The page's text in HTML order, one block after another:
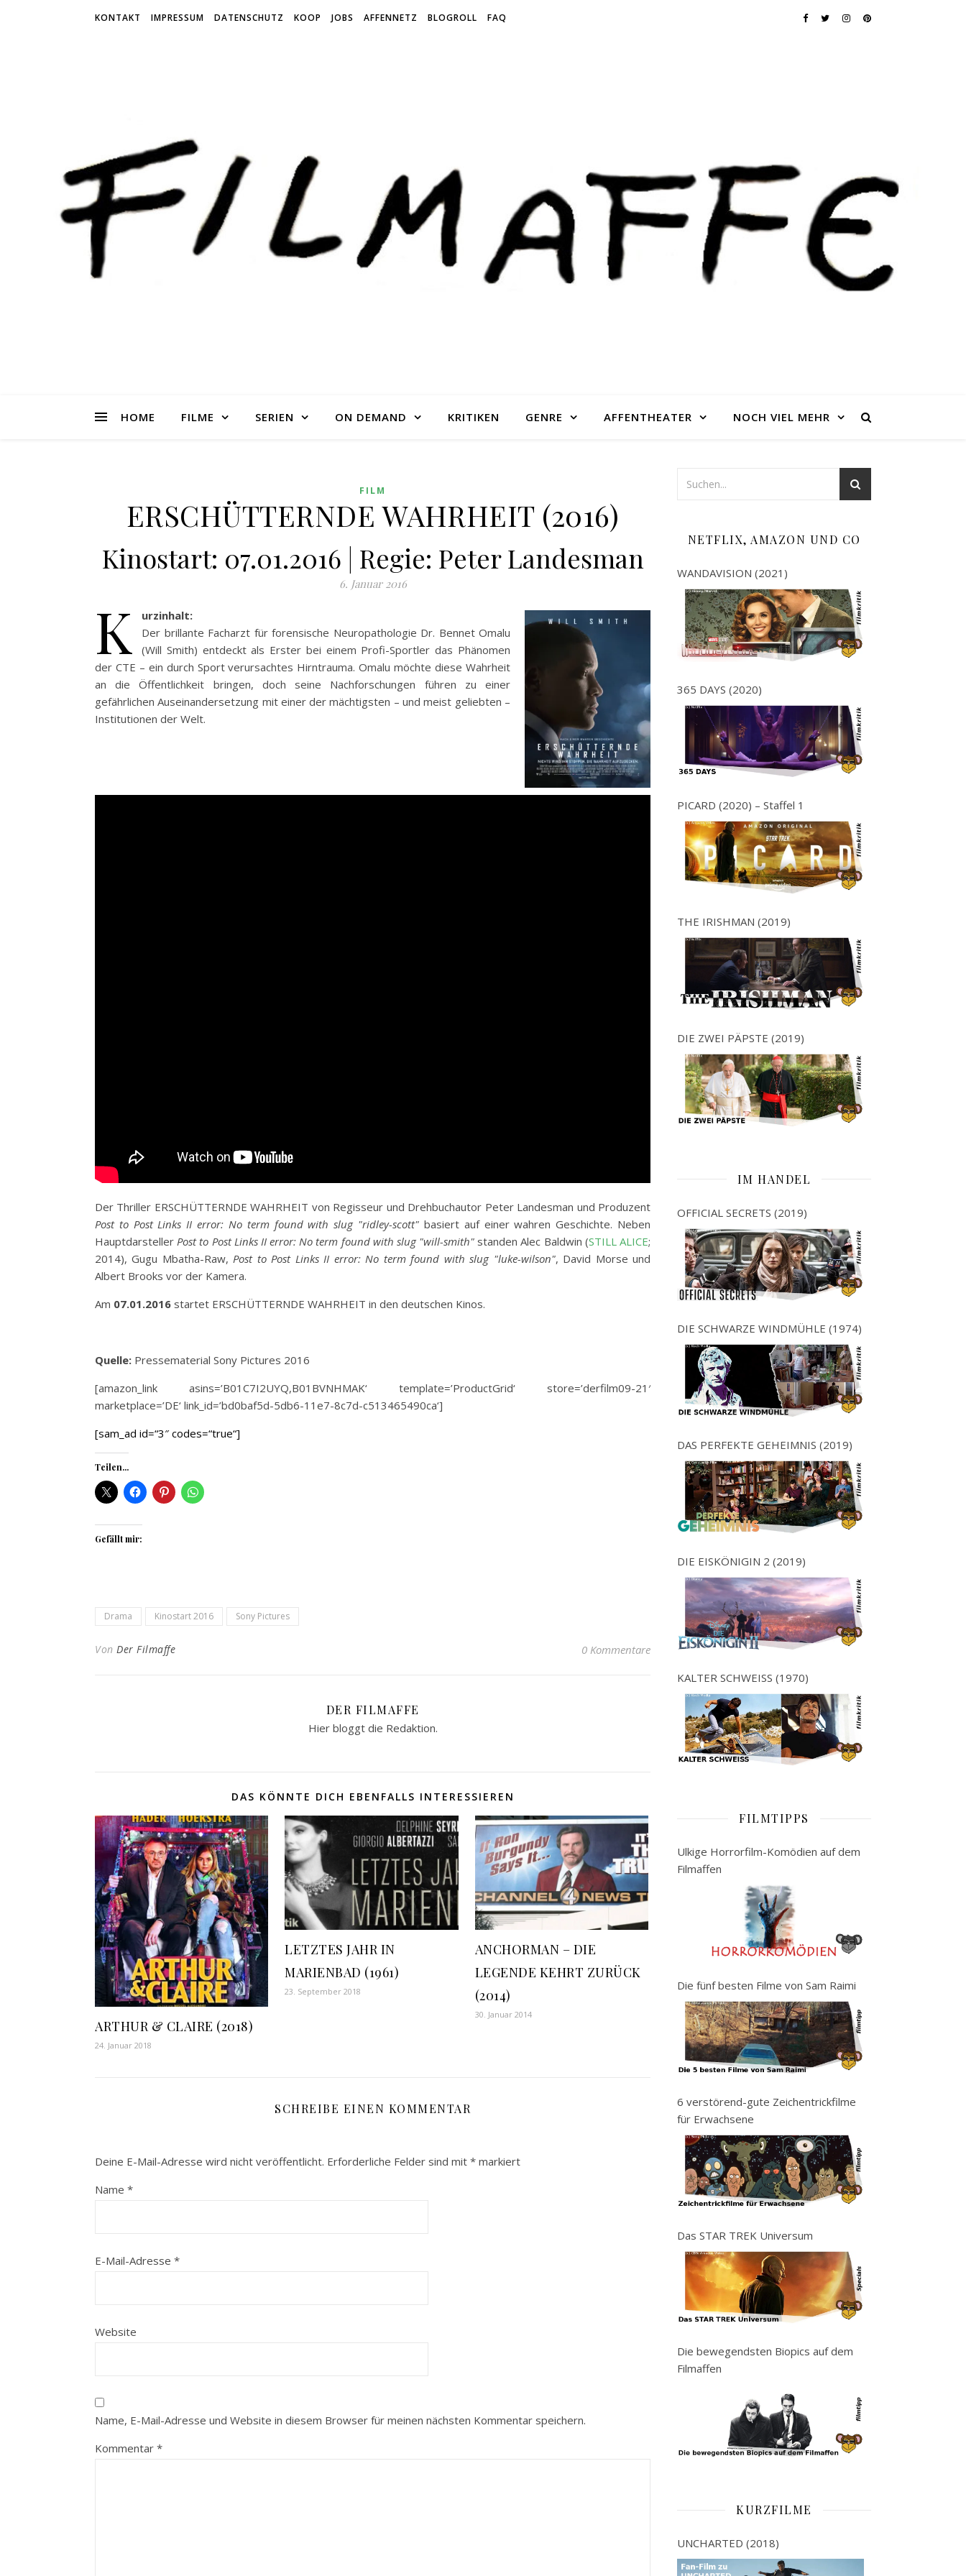
KONTAKT IMPRESSUM DATENSCHUTZ KOOP JOBS AFFENNETZ BLOGROLL FAQ
HOME FILME SERIEN ON DEMAND KRITIKEN GENRE AFFENTHEATER NOCH VIEL MEHR
FILM
ERSCHÜTTERNDE WAHRHEIT (2016)
Kinostart: 07.01.2016 | Regie: Peter Landesman
6. Januar 2016
K
urzinhalt:
Der brillante Facharzt für forensische Neuropathologie Dr. Bennet Omalu
(Will Smith) entdeckt als Erster bei einem Profi-Sportler das Phänomen
der CTE – ein durch Sport verursachtes Hirntrauma. Omalu möchte diese Wahrheit
an die Öffentlichkeit bringen, doch seine Nachforschungen führen zu einer
gefährlichen Auseinandersetzung mit einer der mächtigsten – und meist geliebten –
Institutionen der Welt.
Der Thriller ERSCHÜTTERNDE WAHRHEIT von Regisseur und Drehbuchautor Peter Landesman und Produzent
Post to Post Links II error: No term found with slug "ridley-scott" basiert auf einer wahren Geschichte. Neben
HauptdarstellerPost to Post Links II error: No term found with slug "will-smith" standen Alec Baldwin (STILL ALICE;
2014), Gugu Mbatha-Raw,Post to Post Links II error: No term found with slug "luke-wilson", David Morse und
Albert Brooks vor der Kamera.
Am 07.01.2016 startet ERSCHÜTTERNDE WAHRHEIT in den deutschen Kinos.
Quelle: Pressematerial Sony Pictures 2016
[amazon_link asins=’B01C7I2UYQ,B01BVNHMAK‘ template=’ProductGrid‘ store=’derfilm09-21′
marketplace=’DE‘ link_id=’bd0baf5d-5db6-11e7-8c7d-c513465490ca‘]
[sam_ad id=“3″ codes=“true“]
Teilen...
Gefällt mir:
Drama Kinostart 2016 Sony Pictures
Von Der Filmaffe 0 Kommentare
DER FILMAFFE
Hier bloggt die Redaktion.
DAS KÖNNTE DICH EBENFALLS INTERESSIEREN
ARTHUR & CLAIRE (2018)
24. Januar 2018
LETZTES JAHR IN
MARIENBAD (1961)
23. September 2018
ANCHORMAN – DIE
LEGENDE KEHRT ZURÜCK
(2014)
30. Januar 2014
SCHREIBE EINEN KOMMENTAR
Deine E-Mail-Adresse wird nicht veröffentlicht. Erforderliche Felder sind mit * markiert
Name *
E-Mail-Adresse *
Website
Name, E-Mail-Adresse und Website in diesem Browser für meinen nächsten Kommentar speichern.
Kommentar *
NETFLIX, AMAZON UND CO
WANDAVISION (2021)
365 DAYS (2020)
PICARD (2020) – Staffel 1
THE IRISHMAN (2019)
DIE ZWEI PÄPSTE (2019)
IM HANDEL
OFFICIAL SECRETS (2019)
DIE SCHWARZE WINDMÜHLE (1974)
DAS PERFEKTE GEHEIMNIS (2019)
DIE EISKÖNIGIN 2 (2019)
KALTER SCHWEISS (1970)
FILMTIPPS
Ulkige Horrorfilm-Komödien auf dem
Filmaffen
Die fünf besten Filme von Sam Raimi
6 verstörend-gute Zeichentrickfilme
für Erwachsene
Das STAR TREK Universum
Die bewegendsten Biopics auf dem
Filmaffen
KURZFILME
UNCHARTED (2018)